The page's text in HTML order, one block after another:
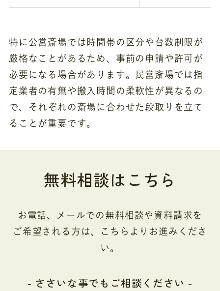
特に公営斎場では時間帯の区分や台数制限が
厳格なことがあるため、事前の申請や許可が
必要になる場合があります。民営斎場では指
定業者の有無や搬入時間の柔軟性が異なるの
で、それぞれの斎場に合わせた段取りを立て
ることが重要です。
無料相談はこちら
お電話、メールでの無料相談や資料請求を
ご希望される方は、こちらよりお進みくださ
い。
- ささいな事でもご相談ください -